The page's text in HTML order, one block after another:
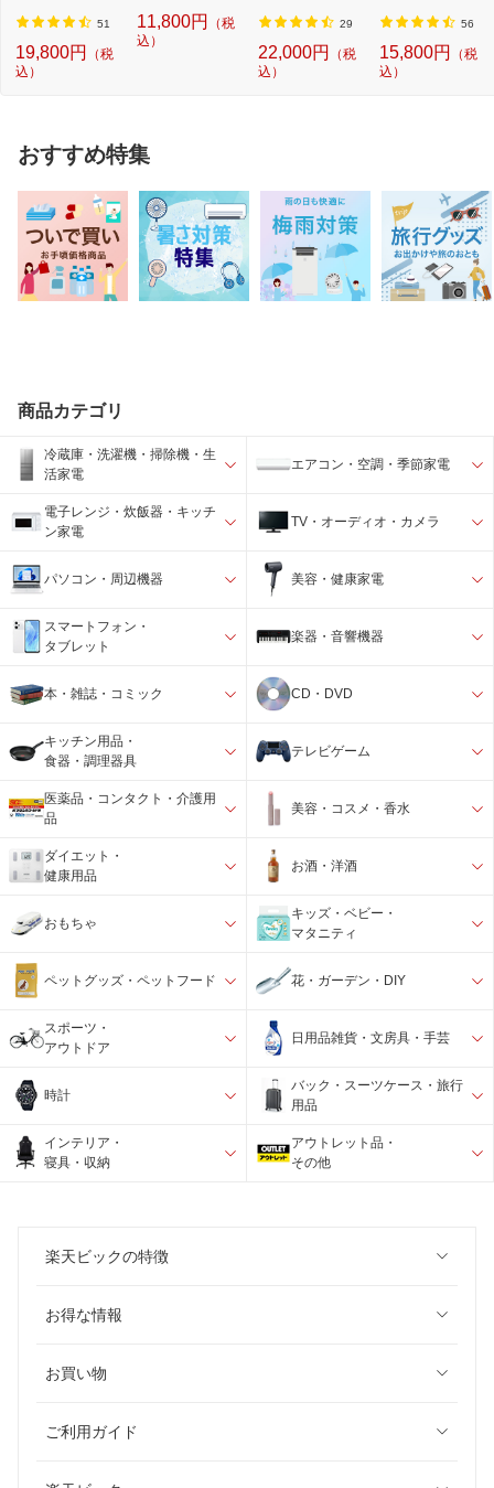
51
19,800円
（税
込）
11,800円
（税
込）
29
22,000円
（税
込）
56
15,800円
（税
込）
おすすめ特集
商品カテゴリ
冷蔵庫・洗濯機・掃除機・生
活家電
エアコン・空調・季節家電
電子レンジ・炊飯器・キッチ
ン家電
TV・オーディオ・カメラ
パソコン・周辺機器 美容・健康家電
スマートフォン・
タブレット
楽器・音響機器
本・雑誌・コミック CD・DVD
キッチン用品・
食器・調理器具
テレビゲーム
医薬品・コンタクト・介護用
品
美容・コスメ・香水
ダイエット・
健康用品
お酒・洋酒
おもちゃ
キッズ・ベビー・
マタニティ
ペットグッズ・ペットフード 花・ガーデン・DIY
スポーツ・
アウトドア
日用品雑貨・文房具・手芸
時計
バック・スーツケース・旅行
用品
インテリア・
寝具・収納
アウトレット品・
その他
楽天ビックの特徴
お得な情報
お買い物
ご利用ガイド